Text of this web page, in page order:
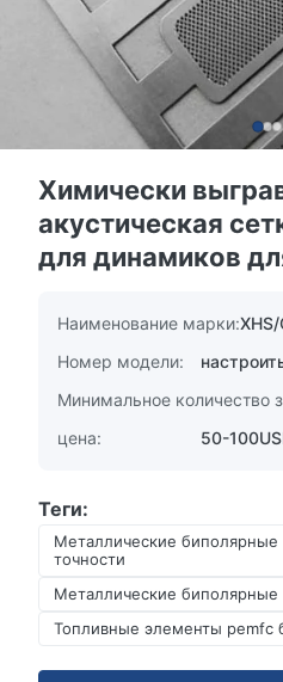
Химически
акустическая
для динамиков
Наименование марки:
Номер модели:
Минимальное количество
цена:
50-
Теги:
Металлические биполярные
точности
Металлические биполярные
Топливные элементы pemfc